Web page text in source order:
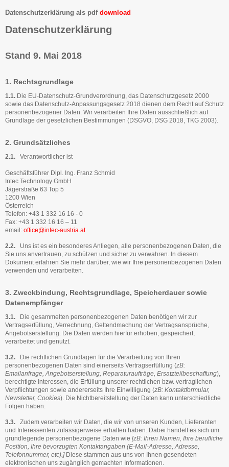
Datenschutzerklärung als pdf download
Datenschutzerklärung
Stand 9. Mai 2018
1. Rechtsgrundlage
1.1. Die EU-Datenschutz-Grundverordnung, das Datenschutzgesetz 2000
sowie das Daten­schutz-Anpassungsgesetz 2018 dienen dem Recht auf Schutz
personenbezogener Daten. Wir verarbeiten Ihre Daten ausschließlich auf
Grundlage der gesetzlichen Bestimmungen (DSGVO, DSG 2018, TKG 2003).
2. Grundsätzliches
2.1. Verantwortlicher ist
Geschäftsführer Dipl. Ing. Franz Schmid
Intec Technology GmbH
Jägerstraße 63 Top 5
1200 Wien
Österreich
Telefon: +43 1 332 16 16 - 0
Fax: +43 1 332 16 16 – 11
email: office@intec-austria.at
2.2. Uns ist es ein besonderes Anliegen, alle personenbezogenen Daten, die
Sie uns anver­trauen, zu schützen und sicher zu verwahren. In diesem
Dokument erfahren Sie mehr darüber, wie wir Ihre personenbezogenen Daten
verwenden und verarbeiten.
3. Zweckbindung, Rechtsgrundlage, Speicherdauer sowie
Datenempfänger
3.1. Die gesammelten personenbezogenen Daten benötigen wir zur
Vertragserfüllung, Verrechnung, Geltendmachung der Vertrags­ansprüche,
Angebotserstellung. Die Daten werden hier­für erhoben, gespeichert,
verarbeitet und genutzt.
3.2. Die rechtlichen Grundlagen für die Verarbeitung von Ihren
personenbezogenen Daten sind einerseits Vertragserfüllung (zB:
Emailanfrage, Angebotserstellung, Reparaturaufträge, Ersatzteilbeschaffung),
berechtigte Interessen, die Erfüllung un­serer rechtlichen bzw. vertraglichen
Verpflichtungen sowie andererseits Ihre Einwilligung (zB: Kontaktformular,
Newsletter, Cookies). Die Nichtbereitstellung der Daten kann unter­schiedliche
Folgen haben.
3.3. Zudem verarbeiten wir Daten, die wir von unseren Kunden, Lieferanten
und Interessenten zulässigerweise erhalten haben. Dabei handelt es sich um
grundlegende personenbezogene Daten wie [zB: Ihren Namen, Ihre berufliche
Position, Ihre bevorzugten Kontaktangaben (E-Mail-Adresse, Adresse,
Telefonnummer, etc).] Diese stammen aus uns von Ihnen gesendeten
elektronischen uns zugänglich gemachten Informationen.